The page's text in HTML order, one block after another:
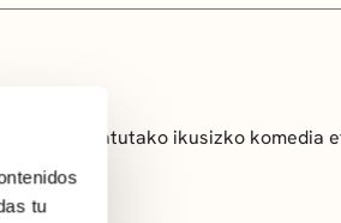
tu
interpretatutako ikusizko komedia